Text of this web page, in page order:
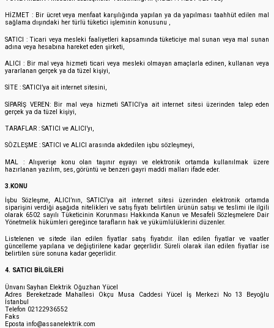
HİZMET : Bir ücret veya menfaat karşılığında yapılan ya da yapılması taahhüt edilen mal
sağlama dışındaki her türlü tüketici işleminin konusunu ,
SATICI : Ticari veya mesleki faaliyetleri kapsamında tüketiciye mal sunan veya mal sunan
adına veya hesabına hareket eden şirketi,
ALICI : Bir mal veya hizmeti ticari veya mesleki olmayan amaçlarla edinen, kullanan veya
yararlanan gerçek ya da tüzel kişiyi,
SİTE : SATICI’ya ait internet sitesini,
SİPARİŞ VEREN: Bir mal veya hizmeti SATICI’ya ait internet sitesi üzerinden talep eden
gerçek ya da tüzel kişiyi,
TARAFLAR : SATICI ve ALICI’yı,
SÖZLEŞME : SATICI ve ALICI arasında akdedilen işbu sözleşmeyi,
MAL : Alışverişe konu olan taşınır eşyayı ve elektronik ortamda kullanılmak üzere
hazırlanan yazılım, ses, görüntü ve benzeri gayri maddi malları ifade eder.
3.KONU
İşbu Sözleşme, ALICI’nın, SATICI’ya ait internet sitesi üzerinden elektronik ortamda
siparişini verdiği aşağıda nitelikleri ve satış fiyatı belirtilen ürünün satışı ve teslimi ile ilgili
olarak 6502 sayılı Tüketicinin Korunması Hakkında Kanun ve Mesafeli Sözleşmelere Dair
Yönetmelik hükümleri gereğince tarafların hak ve yükümlülüklerini düzenler.
Listelenen ve sitede ilan edilen fiyatlar satış fiyatıdır. İlan edilen fiyatlar ve vaatler
güncelleme yapılana ve değiştirilene kadar geçerlidir. Süreli olarak ilan edilen fiyatlar ise
belirtilen süre sonuna kadar geçerlidir.
4. SATICI BİLGİLERİ
Ünvanı Sayhan Elektrik Oğuzhan Yücel
Adres Bereketzade Mahallesi Okçu Musa Caddesi Yücel İş Merkezi No 13 Beyoğlu
İstanbul
Telefon 02122936552
Faks
Eposta info@assanelektrik.com